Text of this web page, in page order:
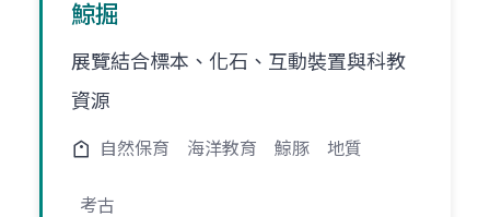
鯨掘
展覽結合標本、化石、互動裝置與科教
資源
自然保育 海洋教育 鯨豚 地質
考古